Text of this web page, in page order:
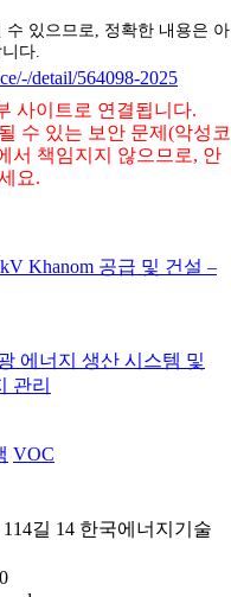
있으므로, 정확한 내용은 아
다.
detail/564098-2025
사이트로 연결됩니다.
수 있는 보안 문제(악성코
서 책임지지 않으므로, 안
요.
Khanom 공급 및 건설 –
에너지 생산 시스템 및
관리
VOC
길 14 한국에너지기술